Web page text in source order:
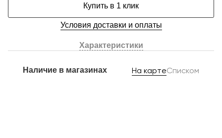
Купить в 1 клик
Условия доставки и оплаты
Характеристики
Наличие в магазинах На картеСписком